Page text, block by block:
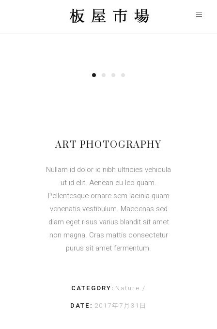
ART PHOTOGRAPHY
Nullam id dolor id nibh ultricies vehicula
ut id elit. Aenean eu leo quam.
Pellentesque ornare sem lacinia quam
venenatis vestibulum. Maecenas sed
diam eget risus varius blandit sit amet
non magna. Cras mattis consectetur
purus sit amet fermentum.
CATEGORY: Nature
DATE: 2017年7月31日